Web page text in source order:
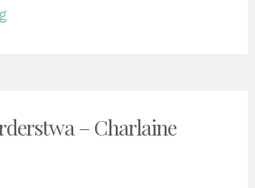
– Charlaine